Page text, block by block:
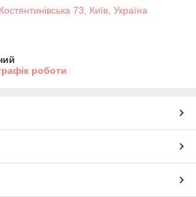
73, Київ, Україна
роботи